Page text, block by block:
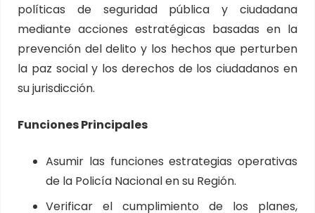
políticas de seguridad pública y ciudadana
mediante acciones estratégicas basadas en la
prevención del delito y los hechos que perturben
la paz social y los derechos de los ciudadanos en
su jurisdicción.
Funciones Principales
Asumir las funciones estrategias operativas
de la Policía Nacional en su Región.
Verificar el cumplimiento de los planes,